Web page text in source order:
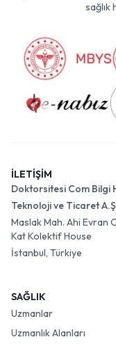
sağlık
İLETİŞİM
Doktorsitesi Com Bilgi
Teknoloji ve Ticaret
Maslak Mah. Ahi Evran
Kat Kolektif House
İstanbul, Türkiye
SAĞLIK
Uzmanlar
Uzmanlık Alanları